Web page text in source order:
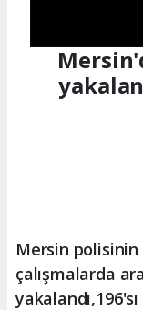
Mersin polisinin
çalışmalarda